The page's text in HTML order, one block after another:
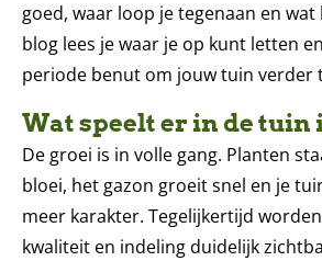
goed, waar loop je tegenaan en wat
blog lees je waar je op kunt letten
periode benut om jouw tuin verder
Wat speelt er in de tuin
De groei is in volle gang. Planten
bloei, het gazon groeit snel en je
meer karakter. Tegelijkertijd
kwaliteit en indeling duidelijk